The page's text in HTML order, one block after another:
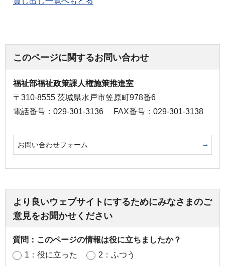
このページに関するお問い合わせ
福祉部福祉政策課人権施策推進室
〒310-8555 茨城県水戸市笠原町978番6
電話番号：029-301-3136
FAX番号：029-301-3138
お問い合わせフォーム
より良いウェブサイトにするためにみなさまのご
意見をお聞かせください
質問：このページの情報は役に立ちましたか？
1：役に立った
2：ふつう